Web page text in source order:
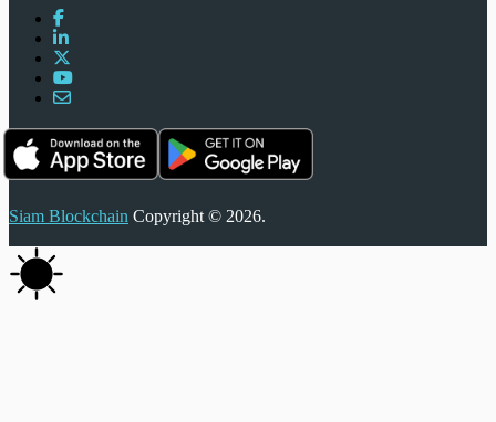
Siam Blockchain Copyright © 2026.